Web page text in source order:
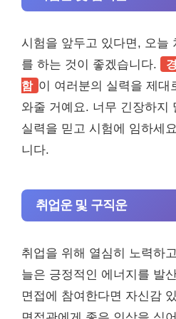
시험을 앞두고 있다면, 오늘
를 하는 것이 좋겠습니다.
함 이 여러분의 실력을 제대
와줄 거예요. 너무 긴장하지
실력을 믿고 시험에 임하세
니다.
취업운 및 구직운
취업을 위해 열심히 노력하
늘은 긍정적인 에너지를 발
면접에 참여한다면 자신감